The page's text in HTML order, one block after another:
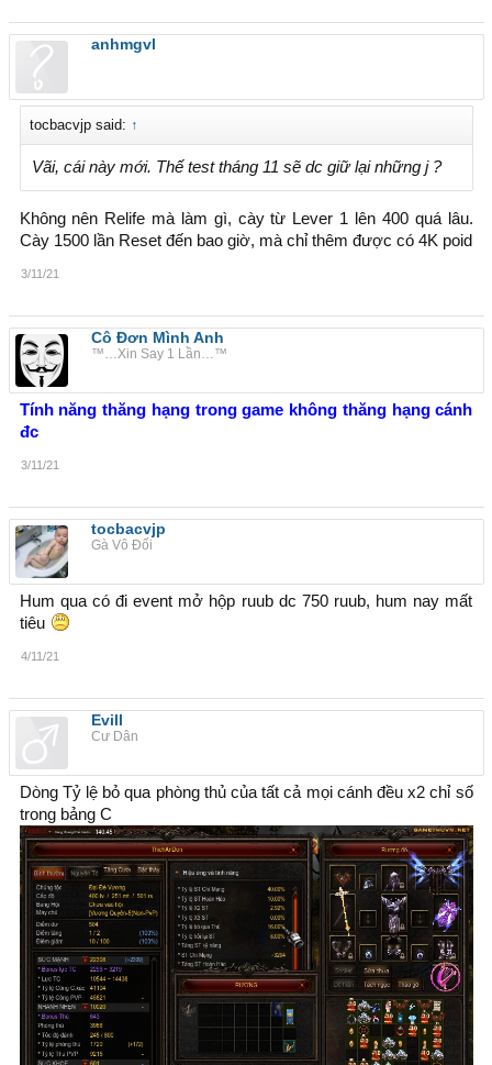
anhmgvl
tocbacvjp said: ↑
Vãi, cái này mới. Thế test tháng 11 sẽ dc giữ lại những j ?
Không nên Relife mà làm gì, cày từ Lever 1 lên 400 quá lâu.
Cày 1500 lần Reset đến bao giờ, mà chỉ thêm được có 4K poid
3/11/21
Cô Đơn Mình Anh
™…Xin Say 1 Lần…™
Tính năng thăng hạng trong game không thăng hạng cánh
đc
3/11/21
tocbacvjp
Gà Vô Đối
Hum qua có đi event mở hộp ruub dc 750 ruub, hum nay mất
tiêu
4/11/21
Evill
Cư Dân
Dòng Tỷ lệ bỏ qua phòng thủ của tất cả mọi cánh đều x2 chỉ số
trong bảng C